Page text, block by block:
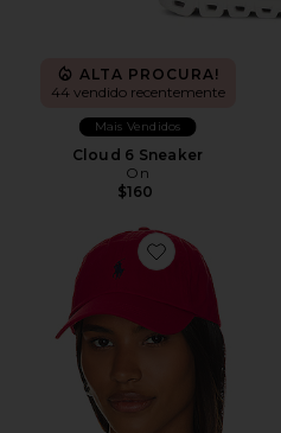
ALTA PROCURA!
44 vendido recentemente
Mais Vendidos
Cloud 6 Sneaker
On
$160
Favorite Chino Cap